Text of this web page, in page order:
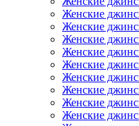
Женские
Женские
Женские
Женские
Женские
Женские
Женские
Женские
Женские